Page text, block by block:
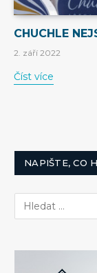
CHUCHLE
2. září 2022
Číst více
NAPIŠTE, CO